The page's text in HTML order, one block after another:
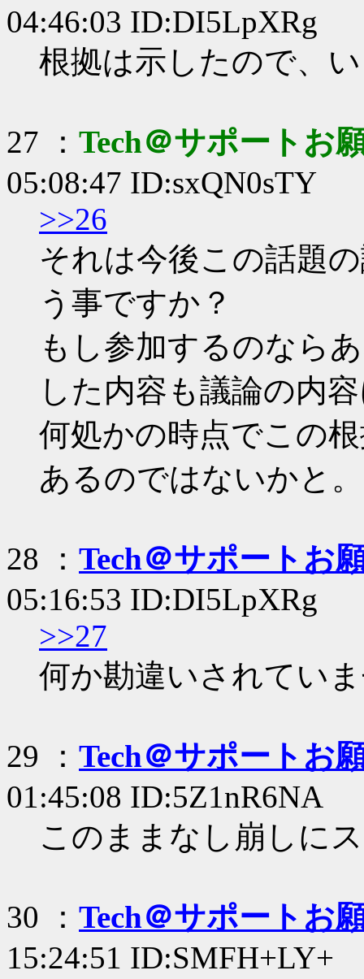
04:46:03 ID:DI5LpXRg
根拠は示したので、
27 ： Tech＠サポートお
05:08:47 ID:sxQN0sTY
>>26
それは今後この話題
う事ですか？
もし参加するのなら
した内容も議論の内
何処かの時点でこの
あるのではないかと。
28 ： Tech＠サポートお
05:16:53 ID:DI5LpXRg
>>27
何か勘違いされてい
29 ： Tech＠サポートお
01:45:08 ID:5Z1nR6NA
このままなし崩しに
30 ： Tech＠サポートお
15:24:51 ID:SMFH+LY+